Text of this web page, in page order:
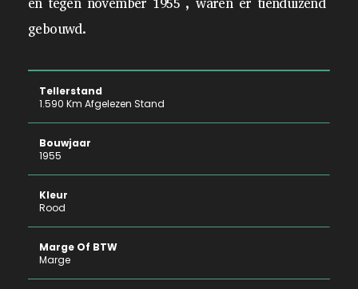
gebouwd.
Tellerstand
1.590 Km Afgelezen Stand
Bouwjaar
1955
Kleur
Rood
Marge Of BTW
Marge